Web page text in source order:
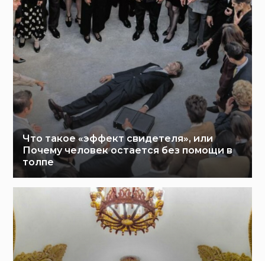
Что такое «эффект свидетеля», или
Почему человек остается без помощи в
толпе